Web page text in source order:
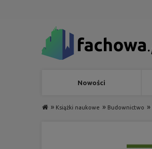
Nowości
» Książki naukowe » Budownictwo »